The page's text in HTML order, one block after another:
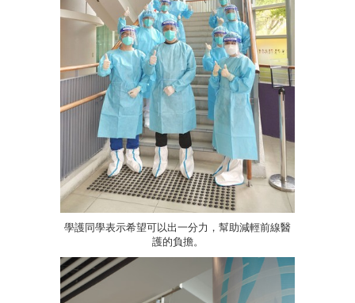
學護同學表示希望可以出一分力，幫助減輕前線醫
護的負擔。